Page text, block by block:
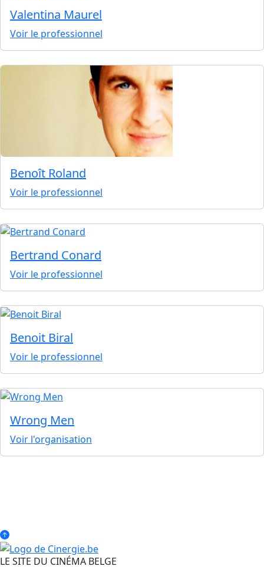
Valentina Maurel
Voir le professionnel
Benoît Roland
Voir le professionnel
Bertrand Conard
Voir le professionnel
Benoit Biral
Voir le professionnel
Wrong Men
Voir l'organisation
LE SITE DU CINÉMA BELGE